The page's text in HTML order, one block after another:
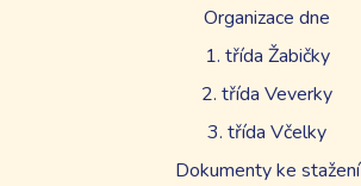
Organizace dne
1. třída Žabičky
2. třída Veverky
3. třída Včelky
Dokumenty ke stažení